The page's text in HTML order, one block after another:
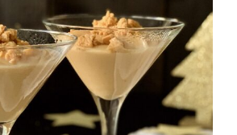
de turrón jijona